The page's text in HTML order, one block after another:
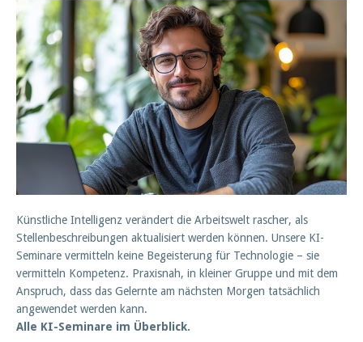
Künstliche Intelligenz verändert die Arbeitswelt rascher, als
Stellenbeschreibungen aktualisiert werden können. Unsere KI-
Seminare vermitteln keine Begeisterung für Technologie – sie
vermitteln Kompetenz. Praxisnah, in kleiner Gruppe und mit dem
Anspruch, dass das Gelernte am nächsten Morgen tatsächlich
angewendet werden kann.
Alle KI-Seminare im Überblick.